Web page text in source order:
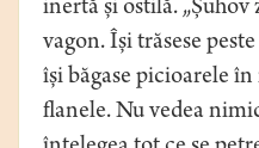
inertă și ostilă.
vagon. Își trăsese
își băgase picioarele
flanele. Nu vedea